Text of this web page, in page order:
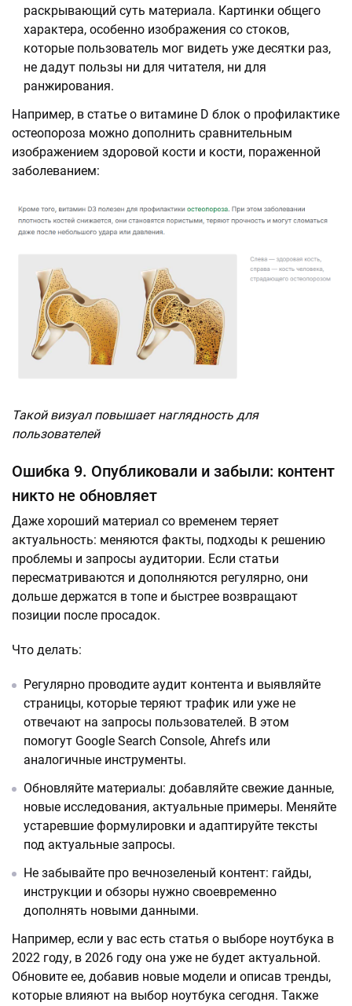
раскрывающий суть материала. Картинки общего
характера, особенно изображения со стоков,
которые пользователь мог видеть уже десятки раз,
не дадут пользы ни для читателя, ни для
ранжирования.
Например, в статье о витамине D блок о профилактике
остеопороза можно дополнить сравнительным
изображением здоровой кости и кости, пораженной
заболеванием:
Такой визуал повышает наглядность для
пользователей
Ошибка 9. Опубликовали и забыли: контент
никто не обновляет
Даже хороший материал со временем теряет
актуальность: меняются факты, подходы к решению
проблемы и запросы аудитории. Если статьи
пересматриваются и дополняются регулярно, они
дольше держатся в топе и быстрее возвращают
позиции после просадок.
Что делать:
Регулярно проводите аудит контента и выявляйте
страницы, которые теряют трафик или уже не
отвечают на запросы пользователей. В этом
помогут Google Search Console, Ahrefs или
аналогичные инструменты.
Обновляйте материалы: добавляйте свежие данные,
новые исследования, актуальные примеры. Меняйте
устаревшие формулировки и адаптируйте тексты
под актуальные запросы.
Не забывайте про вечнозеленый контент: гайды,
инструкции и обзоры нужно своевременно
дополнять новыми данными.
Например, если у вас есть статья о выборе ноутбука в
2022 году, в 2026 году она уже не будет актуальной.
Обновите ее, добавив новые модели и описав тренды,
которые влияют на выбор ноутбука сегодня. Также